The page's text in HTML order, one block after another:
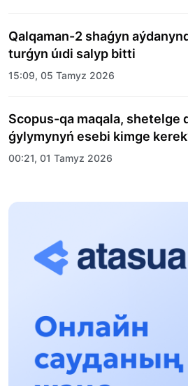
Qalqaman-2 shaǵyn
turǵyn úıdi salyp bitti
15:09, 05 Tamyz 2026
Scopus-qa maqala, shetelge
ǵylymynyń esebi kimge
00:21, 01 Tamyz 2026
«Zań kerýeni» jobasy: Abaı
17:31, 31 Shilde 2026
13:13, 30 Shilde 2026
Asqat Asylbekov: Kúshti